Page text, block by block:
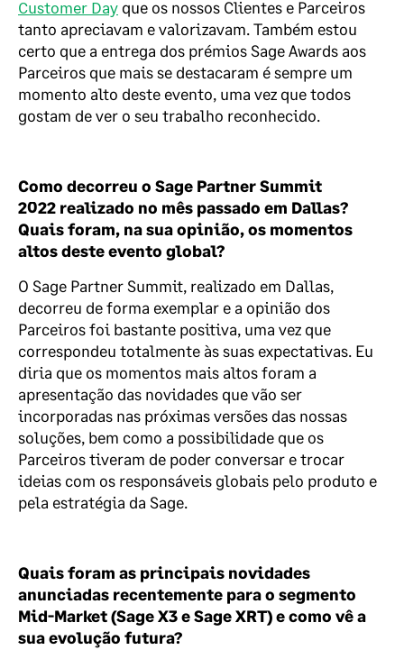
Customer Day que os nossos Clientes e Parceiros
tanto apreciavam e valorizavam. Também estou
certo que a entrega dos prémios SageAwards aos
Parceiros que mais se destacaram é sempre um
momento alto deste evento, uma vez que todos
gostam de ver o seu trabalho reconhecido.
Como decorreu o Sage PartnerSummit
2022 realizado no mês passado em Dallas?
Quais foram, na sua opinião, os momentos
altos deste evento global?
O Sage Partner Summit, realizado em Dallas,
decorreu de forma exemplar e a opinião dos
Parceiros foi bastante positiva, uma vez que
correspondeu totalmente às suas expectativas. Eu
diria que os momentos mais altos foram a
apresentação das novidades que vão ser
incorporadas nas próximas versões das nossas
soluções, bem como a possibilidade que os
Parceiros tiveram de poder conversar e trocar
ideias com os responsáveis globais pelo produto e
pela estratégia da Sage.
Quais foram as principais novidades
anunciadas recentemente para o segmento
Mid-Market(Sage X3 e Sage XRT) e como vê a
sua evolução futura?